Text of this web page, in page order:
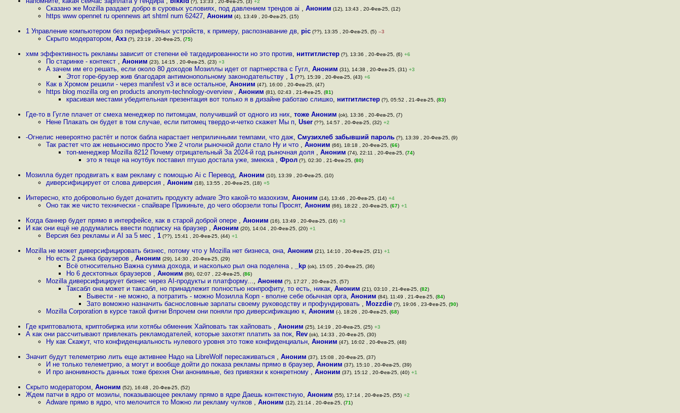
(?), 13:33 , 20-Фев-25, (3) +2
Сказано же Mozilla раздает добро в суровых условиях, под давлением трендов ai , Аноним (12), 13:43 , 20-Фев-25, (12)
https www opennet ru opennews art shtml num 62427, Аноним (4), 13:49 , 20-Фев-25, (15)
1 Управление компьютером без периферийных устройств, к примеру, распознавание дв, pic (??), 13:35 , 20-Фев-25, (5) –3
Скрыто модератором, Ахз (?), 23:19 , 20-Фев-25, (75)
хмм эффективность рекламы зависит от степени её тагдедированности но это против, нитгитлистер (?), 13:36 , 20-Фев-25, (6) +6
По старинке - контекст , Аноним (23), 14:15 , 20-Фев-25, (23) +3
А зачем им его решать, если около 80 доходов Мозиллы идет от партнерства с Гугл, Аноним (31), 14:38 , 20-Фев-25, (31) +3
Этот горе-брузер жив благодаря антимонопольному законодательству , 1 (??), 15:39 , 20-Фев-25, (43) +6
Как в Хромом решили - через manifest v3 и все остальное, Аноним (47), 16:00 , 20-Фев-25, (47)
https blog mozilla org en products anonym-technology-overview , Аноним (81), 02:43 , 21-Фев-25, (81)
красивая местами убедительная презентация вот только я в дизайне работаю слишко, нитгитлистер (?), 05:52 , 21-Фев-25, (83)
Где-то в Гугле плачет от смеха менеджер по питомцам, получивший от одного из них, тоже Аноним (ok), 13:36 , 20-Фев-25, (7)
Нене Плакать он будет в том случае, если питомец твердо-и-четко скажет Мы п, User (??), 14:57 , 20-Фев-25, (32) +2
-Огнелис невероятно растёт и поток бабла нарастает неприличными темпами, что даж, Смузихлеб забывший пароль (?), 13:39 , 20-Фев-25, (9)
Так растет что аж невыносимо просто Уже 2 чтоли рыночной доли стало Ну и что , Аноним (66), 18:18 , 20-Фев-25, (66)
топ-менеджер Mozilla 8212 Почему отрицательный За 2024-й год рыночная доля , Аноним (74), 22:11 , 20-Фев-25, (74)
это я теще на ноутбук поставил птушо достала уже, змеюка , Фрол (?), 02:30 , 21-Фев-25, (80)
Мозилла будет продвигать к вам рекламу с помощью Ai c Перевод, Аноним (10), 13:39 , 20-Фев-25, (10)
диверсифицирует от слова диверсия , Аноним (18), 13:55 , 20-Фев-25, (18) +5
Интересно, кто добровольно будет донатить продукту adware Это какой-то мазохизм, Аноним (14), 13:46 , 20-Фев-25, (14) +4
Оно так же чисто технически - спайваре Прикиньте, до чего оборзели топы Просят, Аноним (66), 18:22 , 20-Фев-25, (67) +1
Когда баннер будет прямо в интерфейсе, как в старой доброй опере , Аноним (16), 13:49 , 20-Фев-25, (16) +3
И как они ещё не додумались ввести подписку на браузер , Аноним (20), 14:04 , 20-Фев-25, (20) +1
Версия без рекламы и AI за 5 мес , 1 (??), 15:41 , 20-Фев-25, (44) +1
Mozilla не может диверсифицировать бизнес, потому что у Mozilla нет бизнеса, она, Аноним (21), 14:10 , 20-Фев-25, (21) +1
Но есть 2 рынка браузеров , Аноним (29), 14:30 , 20-Фев-25, (29)
Всё относительно Важна сумма дохода, и насколько рыл она поделена , _kp (ok), 15:05 , 20-Фев-25, (36)
Но 6 десктопных браузеров , Аноним (86), 02:07 , 22-Фев-25, (86)
Mozilla диверсифицирует бизнес через AI-продукты и платформу..., Анонем (?), 17:27 , 20-Фев-25, (57)
Таксабл она может и таксабл, но принадлежит полностью нонпрофиту, то есть, никак, Аноним (21), 03:10 , 21-Фев-25, (82)
Вывести - не можно, а потратить - можно Мозилла Корп - вполне себе обычная орга, Аноним (84), 11:49 , 21-Фев-25, (84)
Зато воможно назначить баснословные зарлаты своему руководству и профундировать , Mozzdie (?), 19:06 , 23-Фев-25, (90)
Mozilla Corporation в курсе такой фигни Впрочем они поняли про диверсификацию к, Аноним (-), 18:26 , 20-Фев-25, (68)
Где криптовалюта, криптобиржа или хотябы обменник Хайповать так хайповать , Аноним (25), 14:19 , 20-Фев-25, (25) +3
А как они рассчитывают привлекать рекламодателей, которые захотят платить за пок, Rev (ok), 14:33 , 20-Фев-25, (30)
Ну как Скажут, что конфиденциальность нулевого уровня это тоже конфиденциальн, Аноним (47), 16:02 , 20-Фев-25, (48)
Значит будут телеметрию лить еще активнее Надо на LibreWolf пересаживаться , Аноним (37), 15:08 , 20-Фев-25, (37)
И не только телеметрию, а могут и вообще дойти до показа рекламы прямо в браузер, Аноним (37), 15:10 , 20-Фев-25, (39)
И про анонимность данных тоже брехня Они анонимные, без привязки к конкретному , Аноним (37), 15:12 , 20-Фев-25, (40) +1
Скрыто модератором, Аноним (52), 16:48 , 20-Фев-25, (52)
Ждем патчи в ядро от мозилы, показывающее рекламу прямо в ядре Даешь контекстную, Аноним (55), 17:14 , 20-Фев-25, (55) +2
Adware прямо в ядро, что мелочится то Можно ли рекламу чулков , Аноним (12), 21:14 , 20-Фев-25, (71)